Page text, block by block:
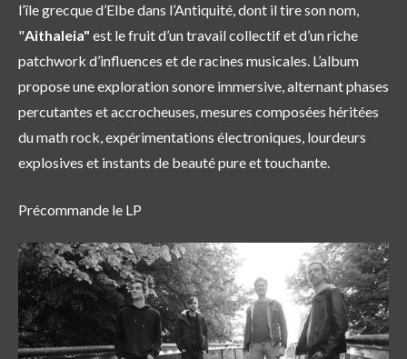
l’île grecque d’Elbe dans l’Antiquité, dont il tire son nom,
"Aithaleia" est le fruit d’un travail collectif et d’un riche
patchwork d’influences et de racines musicales. L’album
propose une exploration sonore immersive, alternant phases
percutantes et accrocheuses, mesures composées héritées
du math rock, expérimentations électroniques, lourdeurs
explosives et instants de beauté pure et touchante.
Précommande le LP